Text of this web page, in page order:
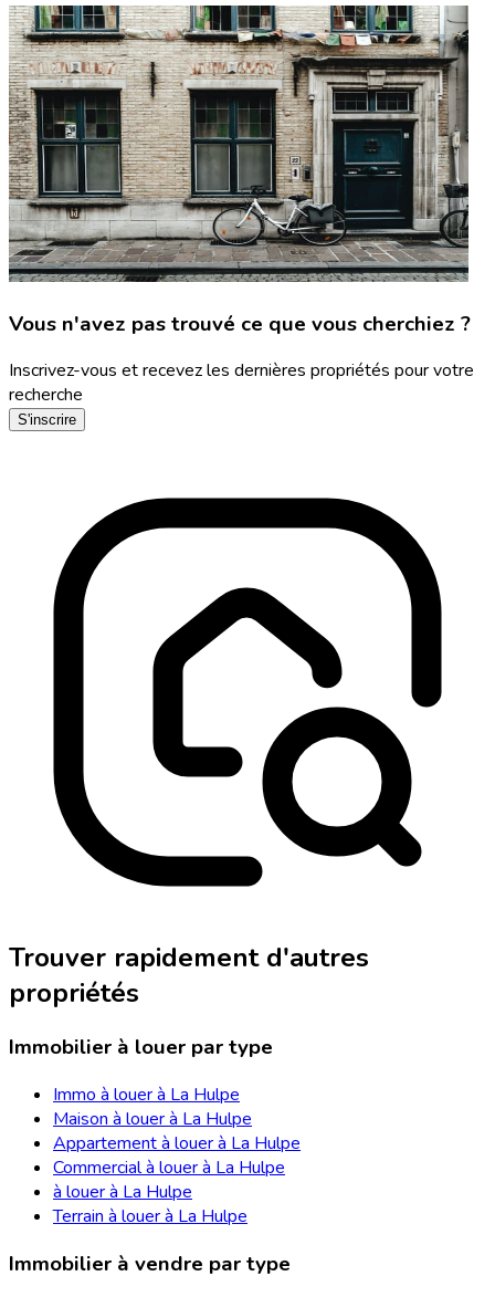
Vous n'avez pas trouvé ce que vous cherchiez ?
Inscrivez-vous et recevez les dernières propriétés pour votre
recherche
S'inscrire
Trouver rapidement d'autres
propriétés
Immobilier à louer par type
Immo à louer à La Hulpe
Maison à louer à La Hulpe
Appartement à louer à La Hulpe
Commercial à louer à La Hulpe
à louer à La Hulpe
Terrain à louer à La Hulpe
Immobilier à vendre par type